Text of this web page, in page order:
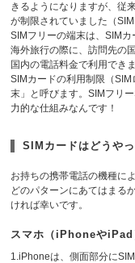
きるようになりますが、従
が制限されていました（SIM
SIMフリーの端末は、SIM
海外旅行の際に、訪問先の
国内の電話料金で利用できま
SIMカードの利用制限（
末」と呼びます。SIMフリ
力的な仕組みなんです！
SIMカードはどうや
お持ちの携帯電話の機種に
どのパターンにあてはまる
ければ幸いです。
スマホ（iPhoneやiPad
1.iPhoneは、側面部分に